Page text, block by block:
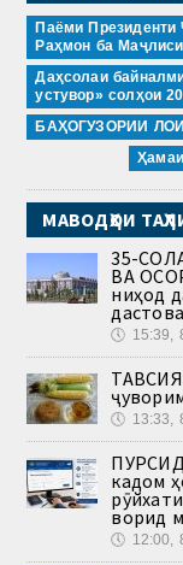
Паёми Президенти
Раҳмон ба
Даҳсолаи
устувор» солҳои
БАҲОГУЗОРИИ
МАВОДҲОИ
35-
ВА
ниҳод
🕔 15:39,
🕔 13:33,
кадом
ворид
🕔 12:00,